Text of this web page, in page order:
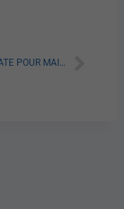
WHEY ISOLATE POUR MAIGRIR : AVIS ET CONSEILS UTILES